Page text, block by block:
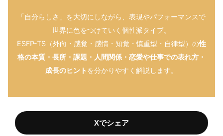
「自分らしさ」を大切にしながら、表現やパフォーマンスで
世界に色をつけていく個性派タイプ。
ESFP-TS（外向・感覚・感情・知覚・慎重型・自律型）の性
格の本質・長所・課題・人間関係・恋愛や仕事での表れ方・
成長のヒント を分かりやすく解説します。
Xでシェア